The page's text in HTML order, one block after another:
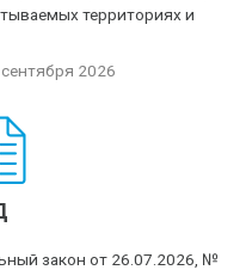
территориях и
2026
закон от 26.07.2026, №